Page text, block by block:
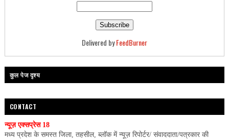
Delivered byFeedBurner
कुल पेज दृश्य
CONTACT
न्यूज़ एक्सप्रेस 18
मध्य प्रदेश के समस्त जिला, तहसील, ब्लॉक में न्यूज़ रिपोर्टर/ संवाददाता/पत्रकार की